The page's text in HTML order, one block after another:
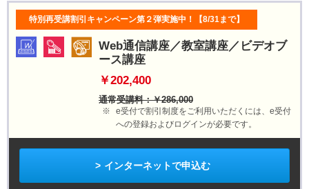
特別再受講割引キャンペーン第２弾実施中！【8/31まで】
Web通信講座／教室講座／ビデオブ
ース講座
￥202,400
通常受講料：￥286,000
e受付で割引制度をご利用いただくには、e受付
への登録およびログインが必要です。
インターネットで申込む